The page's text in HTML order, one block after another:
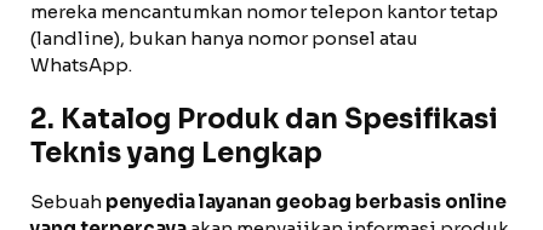
mereka mencantumkan nomor telepon kantor tetap
(landline), bukan hanya nomor ponsel atau
WhatsApp.
2. Katalog Produk dan Spesifikasi
Teknis yang Lengkap
Sebuah penyedia layanan geobag berbasis online